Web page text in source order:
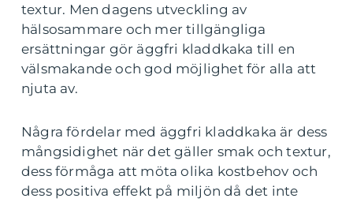
textur. Men dagens utveckling av
hälsosammare och mer tillgängliga
ersättningar gör äggfri kladdkaka till en
välsmakande och god möjlighet för alla att
njuta av.
Några fördelar med äggfri kladdkaka är dess
mångsidighet när det gäller smak och textur,
dess förmåga att möta olika kostbehov och
dess positiva effekt på miljön då det inte